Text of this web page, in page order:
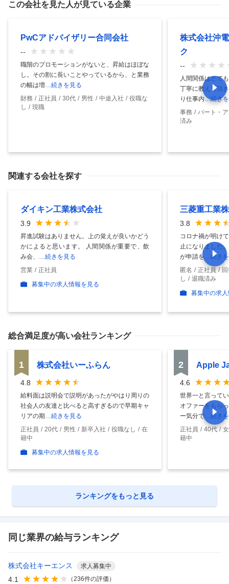
この会社を見た人が見ている企業
PwCアドバイザリー合同会社
--
職階のプロモーションがないと、昇給はほぼな
し。その割に長いことやっているから、と業務
の幅は増 …続きを見る
財務
正社員 30代 男性 中途入社
役職な
し
現職
株式会社沖
ク
--
人間関係はとて
丁寧に教えて頂
り仕事内…続き
事務
パート・
済み
関連する会社を探す
ダイキン工業株式会社
3.9
昇進試験はありません。上の覚えが良いかどう
かによると思います。 人間関係が重要で、飲
み会、
…続きを見る
営業
正社員
募集中の求人情報を見る
三菱重工業
3.8
コロナ禍が明け
止になりました
が申請を
…続き
匿名
正社員
し
退職済み
募集中の求
総合満足度が高い会社ランキング
1 株式会社いーふらん
4.8
給料面は説明会で説明があったがやはり周りの
社会人の友達と比べると高すぎるので早期キャ
リアの期…続きを見る
正社員
20代 男性 新卒入社 役職なし
在
籍中
募集中の求人情報を見る
2 Apple
4.6
世界一と言って
オファーをもら
ー気分で…続き
正社員
40代
籍中
ランキングをもっと見る
同じ業界の給与ランキング
株式会社キーエンス 求人募集中
4.1 （236件の評価）